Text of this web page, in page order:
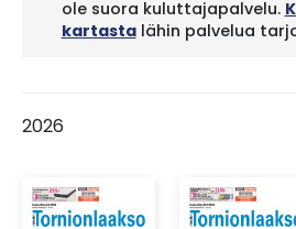
ole suora kuluttajapalvelu.
kartastalähin palvelua
2026